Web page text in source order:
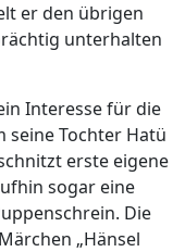
er den übrigen
unterhalten
Interesse für die
seine Tochter Hatü
erste eigene
sogar eine
Die
„Hänsel